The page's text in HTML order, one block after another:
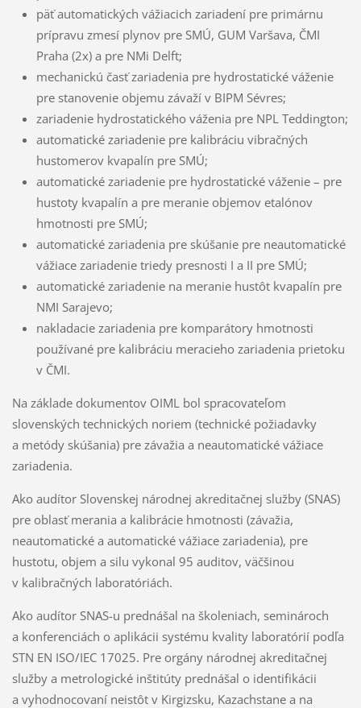
päť automatických vážiacich zariadení pre primárnu
prípravu zmesí plynov pre SMÚ, GUM Varšava, ČMI
Praha (2x) a pre NMi Delft;
mechanickú časť zariadenia pre hydrostatické váženie
pre stanovenie objemu závaží v BIPM Sévres;
zariadenie hydrostatického váženia pre NPL Teddington;
automatické zariadenie pre kalibráciu vibračných
hustomerov kvapalín pre SMÚ;
automatické zariadenie pre hydrostatické váženie – pre
hustoty kvapalín a pre meranie objemov etalónov
hmotnosti pre SMÚ;
automatické zariadenia pre skúšanie pre neautomatické
vážiace zariadenie triedy presnosti I a II pre SMÚ;
automatické zariadenie na meranie hustôt kvapalín pre
NMI Sarajevo;
nakladacie zariadenia pre komparátory hmotnosti
používané pre kalibráciu meracieho zariadenia prietoku
v ČMI.
Na základe dokumentov OIML bol spracovateľom
slovenských technických noriem (technické požiadavky
a metódy skúšania) pre závažia a neautomatické vážiace
zariadenia.
Ako audítor Slovenskej národnej akreditačnej služby (SNAS)
pre oblasť merania a kalibrácie hmotnosti (závažia,
neautomatické a automatické vážiace zariadenia), pre
hustotu, objem a silu vykonal 95 auditov, väčšinou
v kalibračných laboratóriách.
Ako audítor SNAS-u prednášal na školeniach, seminároch
a konferenciách o aplikácii systému kvality laboratórií podľa
STN EN ISO/IEC 17025. Pre orgány národnej akreditačnej
služby a metrologické inštitúty prednášal o identifikácii
a vyhodnocovaní neistôt v Kirgizsku, Kazachstane a na